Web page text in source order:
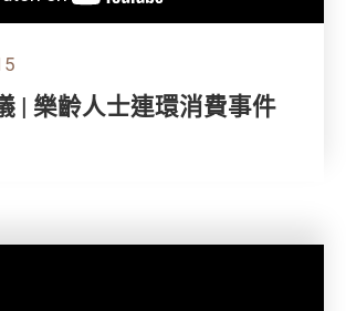
| 樂齡人士連環消費事件